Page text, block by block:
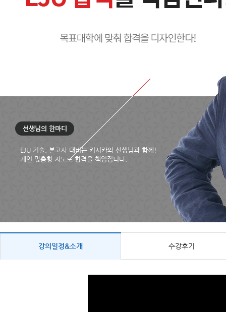
선생님의 한마디
EJU 기술, 본고사 대비는 키시카와 선생님과 함께!
개인 맞춤형 지도로 합격을 책임집니다.
강의일정&소개 수강후기